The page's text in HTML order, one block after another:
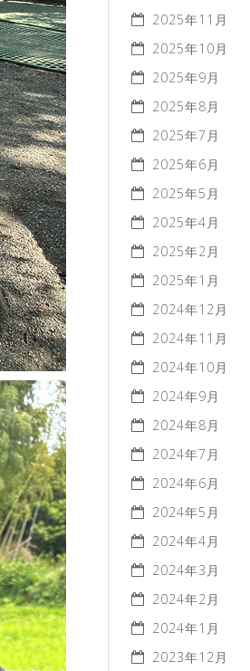
2025年11月
2025年10月
2025年9月
2025年8月
2025年7月
2025年6月
2025年5月
2025年4月
2025年2月
2025年1月
2024年12月
2024年11月
2024年10月
2024年9月
2024年8月
2024年7月
2024年6月
2024年5月
2024年4月
2024年3月
2024年2月
2024年1月
2023年12月